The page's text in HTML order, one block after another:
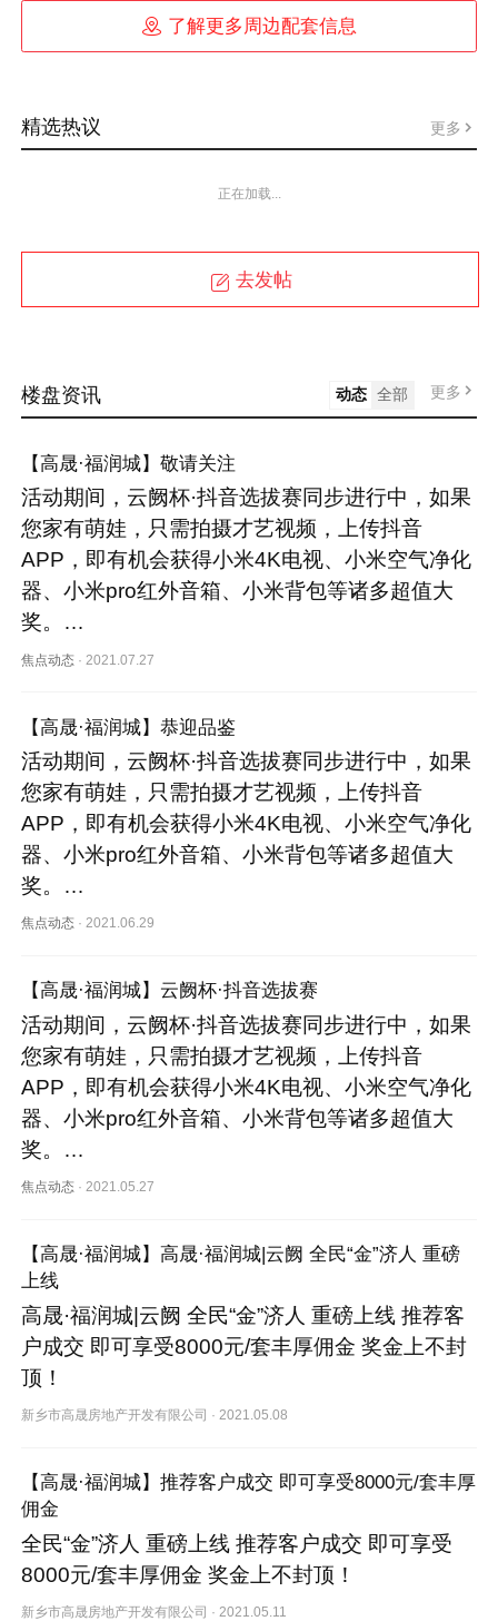
 了解更多周边配套信息
精选热议 更多
正在加载...
去发帖
楼盘资讯 动态 全部 更多
【高晟·福润城】敬请关注
活动期间，云阙杯·抖音选拔赛同步进行中，如果
您家有萌娃，只需拍摄才艺视频，上传抖音
APP，即有机会获得小米4K电视、小米空气净化
器、小米pro红外音箱、小米背包等诸多超值大
奖。…
焦点动态 · 2021.07.27
【高晟·福润城】恭迎品鉴
活动期间，云阙杯·抖音选拔赛同步进行中，如果
您家有萌娃，只需拍摄才艺视频，上传抖音
APP，即有机会获得小米4K电视、小米空气净化
器、小米pro红外音箱、小米背包等诸多超值大
奖。…
焦点动态 ·2021.06.29
【高晟·福润城】云阙杯·抖音选拔赛
活动期间，云阙杯·抖音选拔赛同步进行中，如果
您家有萌娃，只需拍摄才艺视频，上传抖音
APP，即有机会获得小米4K电视、小米空气净化
器、小米pro红外音箱、小米背包等诸多超值大
奖。…
焦点动态 ·2021.05.27
【高晟·福润城】高晟·福润城|云阙 全民“金”济人 重磅
上线
高晟·福润城|云阙 全民“金”济人 重磅上线 推荐客
户成交 即可享受8000元/套丰厚佣金 奖金上不封
顶！
新乡市高晟房地产开发有限公司 ·2021.05.08
【高晟·福润城】推荐客户成交 即可享受8000元/套丰厚
佣金
全民“金”济人 重磅上线 推荐客户成交 即可享受
8000元/套丰厚佣金 奖金上不封顶！
新乡市高晟房地产开发有限公司 ·2021.05.11